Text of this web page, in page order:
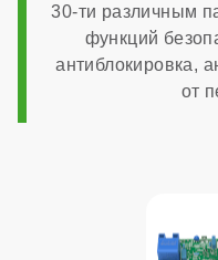
ОБЩАЯ
30-ти различным
функций
антиблокировка,
от